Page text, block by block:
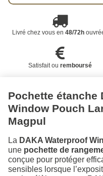
Livré chez vous en 48/72h
Satisfait ou remboursé
Pochette étanche
Window Pouch
Magpul
La DAKA Waterproof
une pochette de
conçue pour protéger
sensibles lorsque